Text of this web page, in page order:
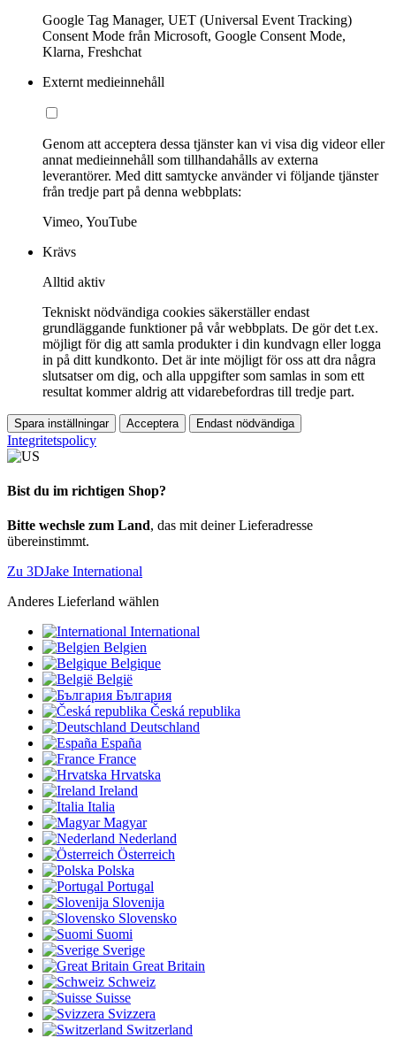
Google Tag Manager, UET (Universal Event Tracking)
Consent Mode från Microsoft, Google Consent Mode,
Klarna, Freshchat
Externt medieinnehåll
Genom att acceptera dessa tjänster kan vi visa dig videor eller
annat medieinnehåll som tillhandahålls av externa
leverantörer. Med ditt samtycke använder vi följande tjänster
från tredje part på denna webbplats:
Vimeo, YouTube
Krävs
Alltid aktiv
Tekniskt nödvändiga cookies säkerställer endast
grundläggande funktioner på vår webbplats. De gör det t.ex.
möjligt för dig att samla produkter i din kundvagn eller logga
in på ditt kundkonto. Det är inte möjligt för oss att dra några
slutsatser om dig, och alla uppgifter som samlas in som ett
resultat kommer aldrig att vidarebefordras till tredje part.
Spara inställningar Acceptera Endast nödvändiga
Integritetspolicy
Bist du im richtigen Shop?
Bitte wechsle zum Land, das mit deiner Lieferadresse
übereinstimmt.
Zu 3DJake International
Anderes Lieferland wählen
International
Belgien
Belgique
België
България
Česká republika
Deutschland
España
France
Hrvatska
Ireland
Italia
Magyar
Nederland
Österreich
Polska
Portugal
Slovenija
Slovensko
Suomi
Sverige
Great Britain
Schweiz
Suisse
Svizzera
Switzerland